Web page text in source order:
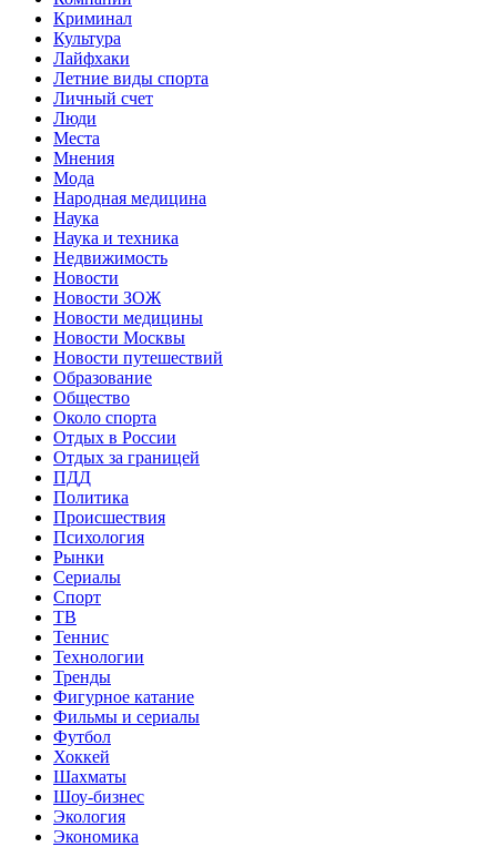
Криминал
Культура
Лайфхаки
Летние виды спорта
Личный счет
Люди
Места
Мнения
Мода
Народная медицина
Наука
Наука и техника
Недвижимость
Новости
Новости ЗОЖ
Новости медицины
Новости Москвы
Новости путешествий
Образование
Общество
Около спорта
Отдых в России
Отдых за границей
ПДД
Политика
Происшествия
Психология
Рынки
Сериалы
Спорт
ТВ
Теннис
Технологии
Тренды
Фигурное катание
Фильмы и сериалы
Футбол
Хоккей
Шахматы
Шоу-бизнес
Экология
Экономика